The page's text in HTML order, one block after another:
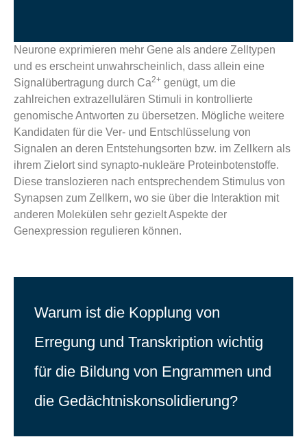
Neurone exprimieren mehr Gene als andere Zelltypen
und es erscheint unwahrscheinlich, dass allein eine
Signalübertragung durch Ca2+ genügt, um die
zahlreichen extrazellulären Stimuli in kontrollierte
genomische Antworten zu übersetzen. Mögliche weitere
Kandidaten für die Ver- und Entschlüsselung von
Signalen an deren Entstehungsorten bzw. im Zellkern als
ihrem Zielort sind synapto-nukleäre Proteinbotenstoffe.
Diese translozieren nach entsprechendem Stimulus von
Synapsen zum Zellkern, wo sie über die Interaktion mit
anderen Molekülen sehr gezielt Aspekte der
Genexpression regulieren können.
Warum ist die Kopplung von
Erregung und Transkription wichtig
für die Bildung von Engrammen und
die Gedächtniskonsolidierung?